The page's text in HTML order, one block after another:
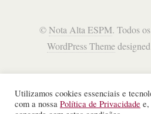
©Nota Alta ESPM. Todos
WordPress Theme
Utilizamos cookies essenciais e
com a nossa Política de Privacidade e,